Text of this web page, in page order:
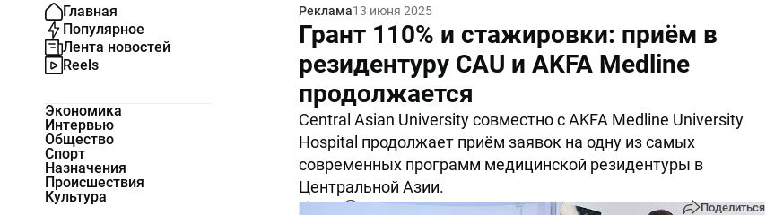
Главная
Популярное
Лента новостей
Reels
Экономика
Интервью
Общество
Спорт
Назначения
Происшествия
Культура
Реклама13 июня 2025
Грант 110% и стажировки: приём в
резидентуру CAU и AKFA Medline
продолжается
Central Asian University совместно с AKFA Medline University
Hospital продолжает приём заявок на одну из самых
современных программ медицинской резидентуры в
Центральной Азии.
Поделиться